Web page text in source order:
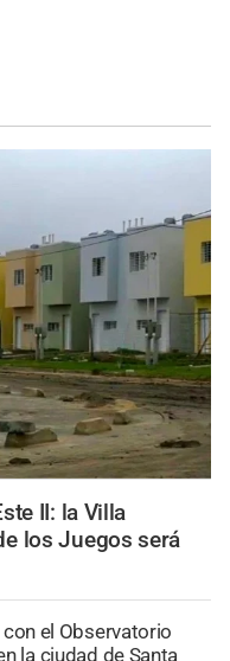
II: la Villa
los Juegos será
con el Observatorio
la ciudad de Santa